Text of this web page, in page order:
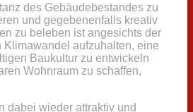
des Gebäudebestandes zu
und gegebenenfalls kreativ
zu beleben ist angesichts der
Klimawandel aufzuhalten, eine
Baukultur zu entwickeln
Wohnraum zu schaffen,
dabei wieder attraktiv und